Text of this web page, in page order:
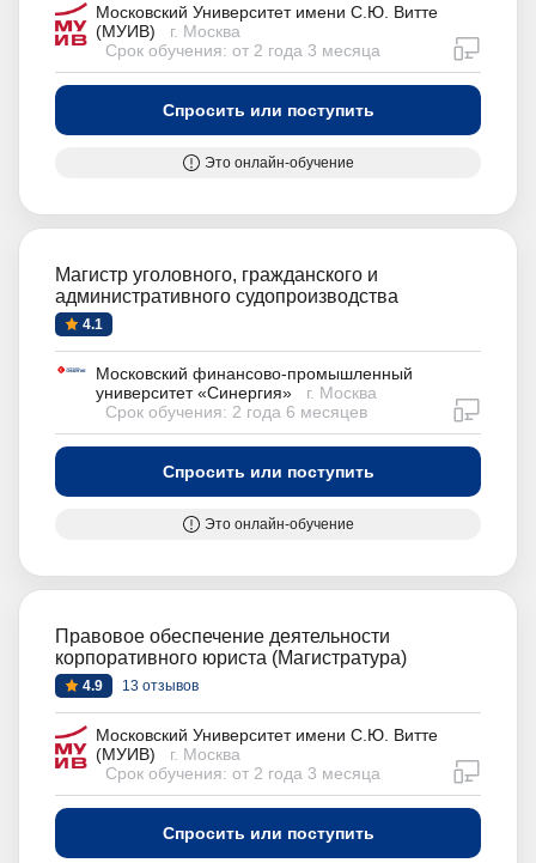
Московский Университет имени С.Ю. Витте
(МУИВ)
г. Москва
Срок обучения: от 2 года 3 месяца
Спросить или поступить
Это онлайн-обучение
Магистр уголовного, гражданского и
административного судопроизводства
4.1
Московский финансово-промышленный
университет «Синергия»
г. Москва
Срок обучения: 2 года 6 месяцев
Спросить или поступить
Это онлайн-обучение
Правовое обеспечение деятельности
корпоративного юриста (Магистратура)
4.9 13 отзывов
Московский Университет имени С.Ю. Витте
(МУИВ)
г. Москва
Срок обучения: от 2 года 3 месяца
Спросить или поступить